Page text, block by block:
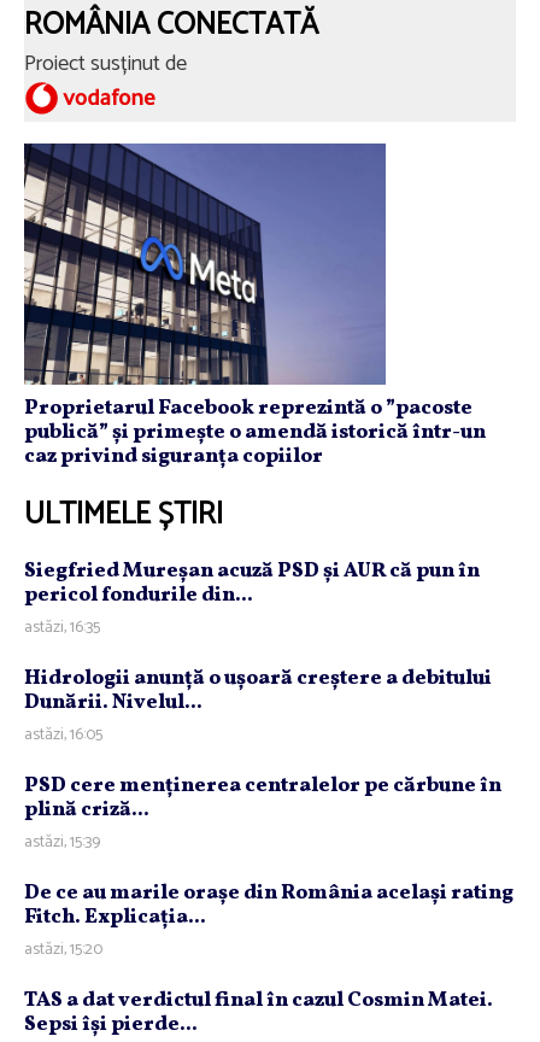
ROMÂNIA CONECTATĂ
Proiect susținut de
Proprietarul Facebook reprezintă o ”pacoste
publică” și primește o amendă istorică într-un
caz privind siguranța copiilor
ULTIMELE ȘTIRI
Siegfried Mureşan acuză PSD şi AUR că pun în
pericol fondurile din...
astăzi, 16:35
Hidrologii anunţă o uşoară creştere a debitului
Dunării. Nivelul...
astăzi, 16:05
PSD cere menţinerea centralelor pe cărbune în
plină criză...
astăzi, 15:39
De ce au marile oraşe din România acelaşi rating
Fitch. Explicaţia...
astăzi, 15:20
TAS a dat verdictul final în cazul Cosmin Matei.
Sepsi îşi pierde...